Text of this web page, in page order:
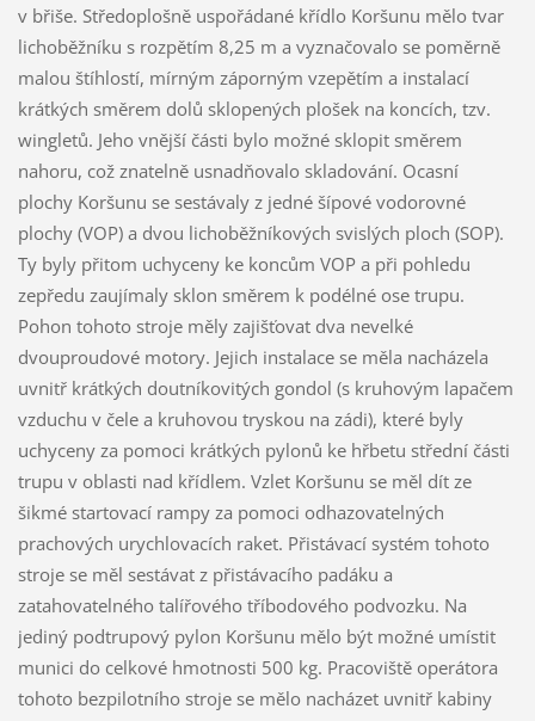
v břiše. Středoplošně uspořádané křídlo Koršunu mělo tvar
lichoběžníku s rozpětím 8,25 m a vyznačovalo se poměrně
malou štíhlostí, mírným záporným vzepětím a instalací
krátkých směrem dolů sklopených plošek na koncích, tzv.
wingletů. Jeho vnější části bylo možné sklopit směrem
nahoru, což znatelně usnadňovalo skladování. Ocasní
plochy Koršunu se sestávaly z jedné šípové vodorovné
plochy (VOP) a dvou lichoběžníkových svislých ploch (SOP).
Ty byly přitom uchyceny ke koncům VOP a při pohledu
zepředu zaujímaly sklon směrem k podélné ose trupu.
Pohon tohoto stroje měly zajišťovat dva nevelké
dvouproudové motory. Jejich instalace se měla nacházela
uvnitř krátkých doutníkovitých gondol (s kruhovým lapačem
vzduchu v čele a kruhovou tryskou na zádi), které byly
uchyceny za pomoci krátkých pylonů ke hřbetu střední části
trupu v oblasti nad křídlem. Vzlet Koršunu se měl dít ze
šikmé startovací rampy za pomoci odhazovatelných
prachových urychlovacích raket. Přistávací systém tohoto
stroje se měl sestávat z přistávacího padáku a
zatahovatelného talířového tříbodového podvozku. Na
jediný podtrupový pylon Koršunu mělo být možné umístit
munici do celkové hmotnosti 500 kg. Pracoviště operátora
tohoto bezpilotního stroje se mělo nacházet uvnitř kabiny